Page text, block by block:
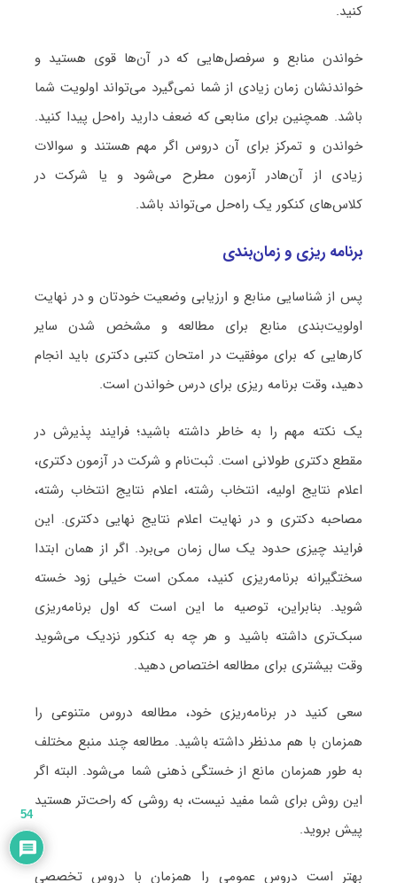
کنید.
خواندن منابع و سرفصل‌هایی که در آن‌ها قوی هستید و
خواندنشان زمان زیادی از شما نمی‌گیرد می‌تواند اولویت شما
باشد. همچنین برای منابعی که ضعف دارید راه‌حل پیدا کنید.
خواندن و تمرکز برای آن دروس اگر مهم هستند و سوالات
زیادی از آن‌هادر آزمون مطرح می‌شود و یا شرکت در
کلاس‌های کنکور یک راه‌حل می‌تواند باشد.
برنامه ریزی و زمان‌بندی
پس از شناسایی منابع و ارزیابی وضعیت خودتان و در نهایت
اولویت‌بندی منابع برای مطالعه و مشخص شدن سایر
کارهایی که برای موفقیت در امتحان کتبی دکتری باید انجام
دهید، وقت برنامه ریزی برای درس خواندن است.
یک نکته مهم را به خاطر داشته باشید؛ فرایند پذیرش در
مقطع دکتری طولانی است. ثبت‌نام و شرکت در آزمون دکتری،
اعلام نتایج اولیه، انتخاب رشته، اعلام نتایج انتخاب رشته،
مصاحبه دکتری و در نهایت اعلام نتایج نهایی دکتری. این
فرایند چیزی حدود یک سال زمان می‌برد. اگر از همان ابتدا
سختگیرانه برنامه‌ریزی کنید، ممکن است خیلی زود خسته
شوید. بنابراین، توصیه ما این است که اول برنامه‌ریزی
سبک‌تری داشته باشید و هر چه به کنکور نزدیک می‌شوید
وقت بیشتری برای مطالعه اختصاص دهید.
سعی کنید در برنامه‌ریزی خود، مطالعه دروس متنوعی را
همزمان با هم مدنظر داشته باشید. مطالعه چند منبع مختلف
به طور همزمان مانع از خستگی ذهنی شما می‌شود. البته اگر
این روش برای شما مفید نیست، به روشی که راحت‌تر هستید
پیش بروید.
بهتر است دروس عمومی را همزمان با دروس تخصصی
54